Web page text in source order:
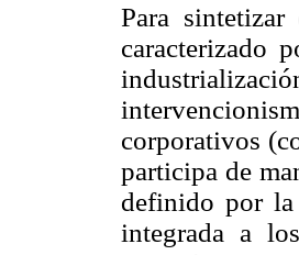
Para
caracterizado
corporativos
participa de
definido por la
integrada a